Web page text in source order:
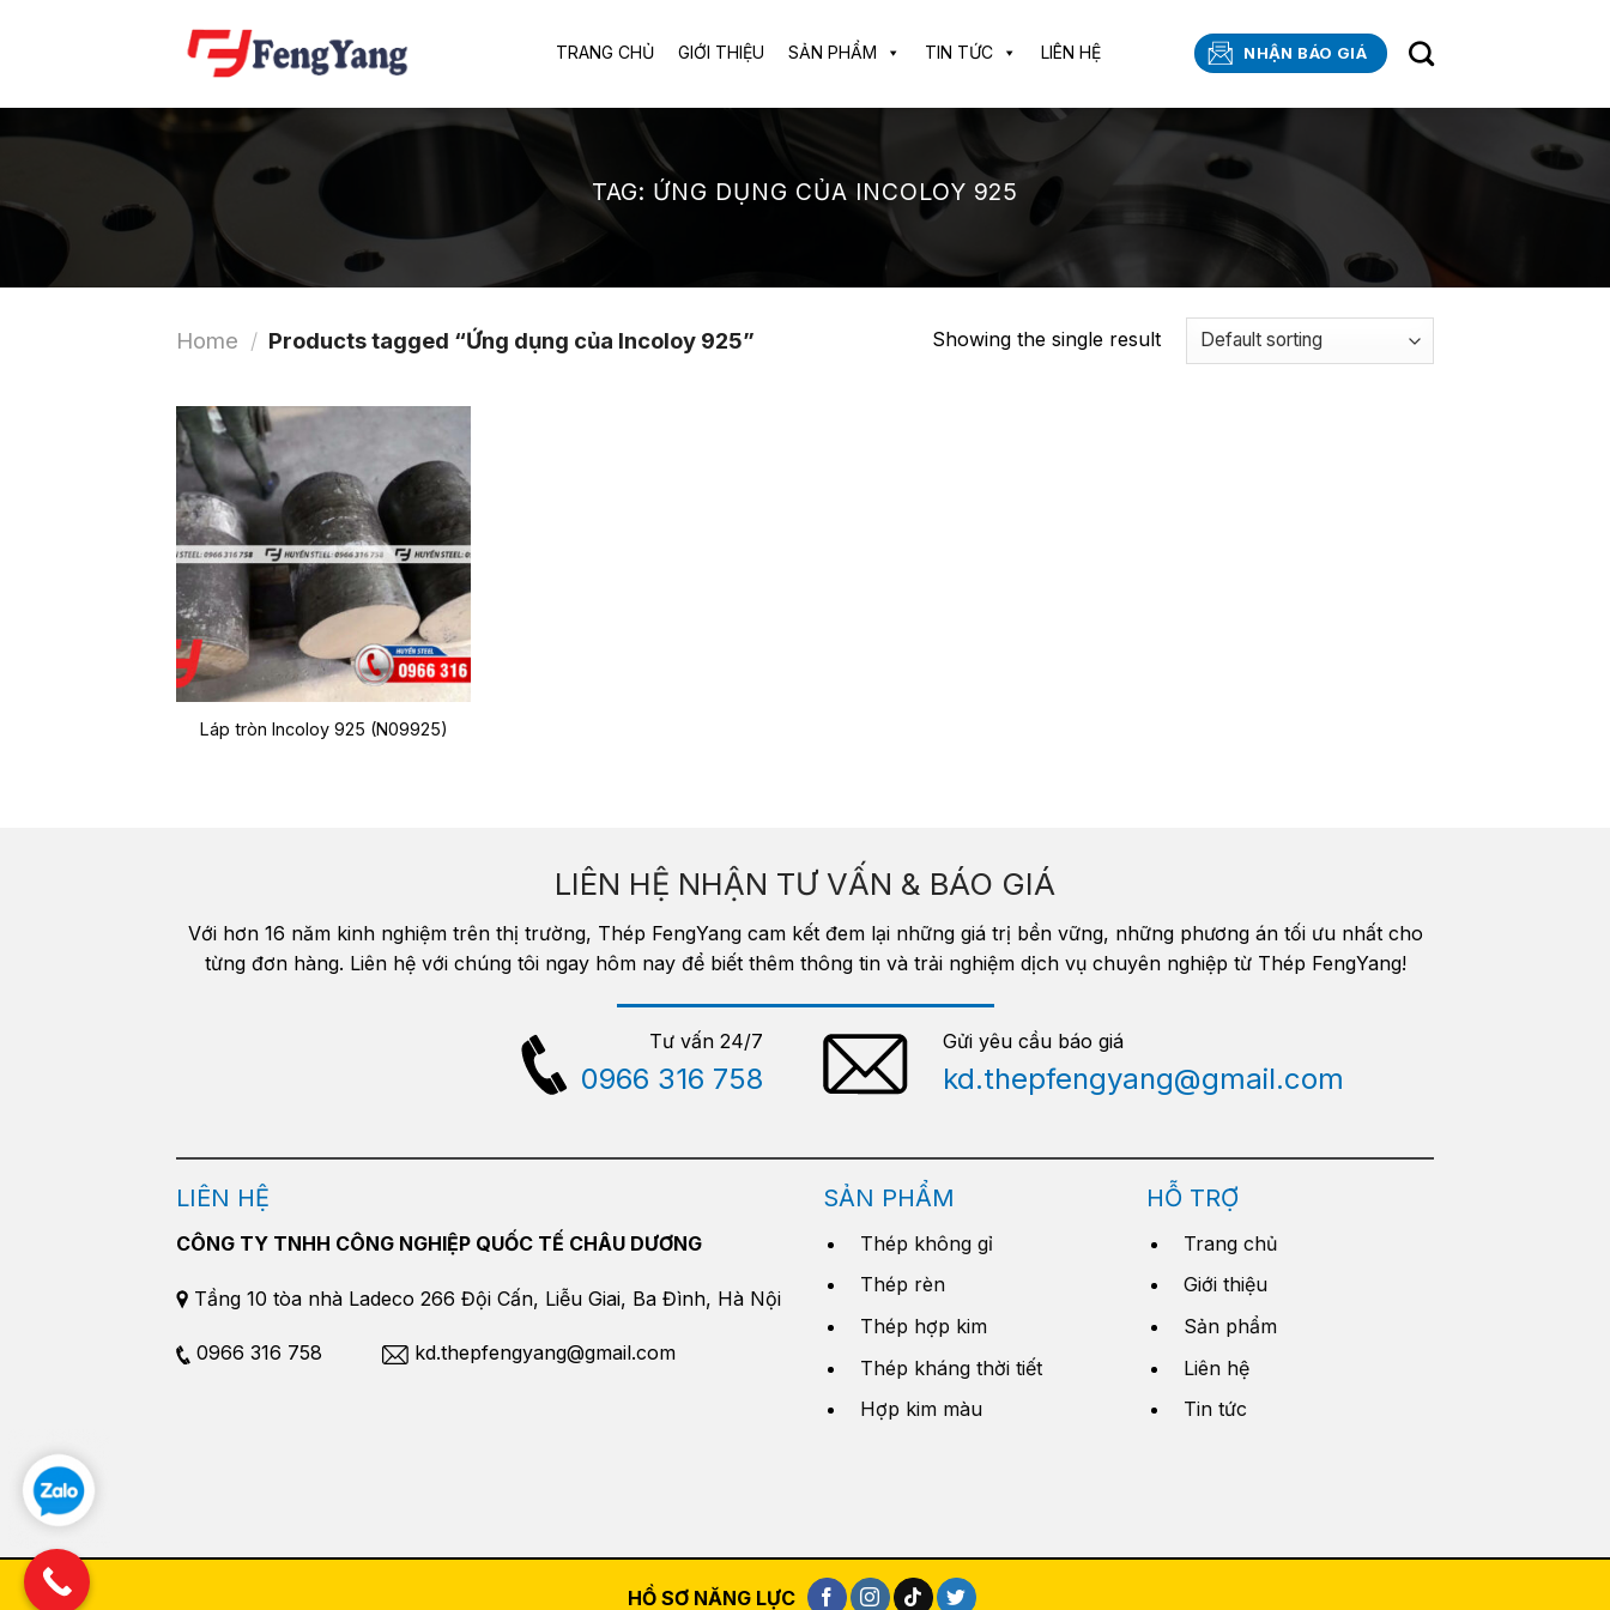
TRANG CHỦ GIỚI THIỆU SẢN PHẨM TIN TỨC LIÊN HỆ NHẬN BÁO GIÁ
TAG: ỨNG DỤNG CỦA INCOLOY 925
Home / Products tagged “Ứng dụng của Incoloy 925” Showing the single result
Láp tròn Incoloy 925 (N09925)
LIÊN HỆ NHẬN TƯ VẤN & BÁO GIÁ
Với hơn 16 năm kinh nghiệm trên thị trường, Thép FengYang cam kết đem lại những giá trị bền vững, những phương án tối ưu nhất cho
từng đơn hàng. Liên hệ với chúng tôi ngay hôm nay để biết thêm thông tin và trải nghiệm dịch vụ chuyên nghiệp từ Thép FengYang!
Tư vấn 24/7
0966 316 758
Gửi yêu cầu báo giá
kd.thepfengyang@gmail.com
LIÊN HỆ
CÔNG TY TNHH CÔNG NGHIỆP QUỐC TẾ CHÂU DƯƠNG
Tầng 10 tòa nhà Ladeco 266 Đội Cấn, Liễu Giai, Ba Đình, Hà Nội
0966 316 758 kd.thepfengyang@gmail.com
SẢN PHẨM
Thép không gỉ
Thép rèn
Thép hợp kim
Thép kháng thời tiết
Hợp kim màu
HỖ TRỢ
Trang chủ
Giới thiệu
Sản phẩm
Liên hệ
Tin tức
HỒ SƠ NĂNG LỰC